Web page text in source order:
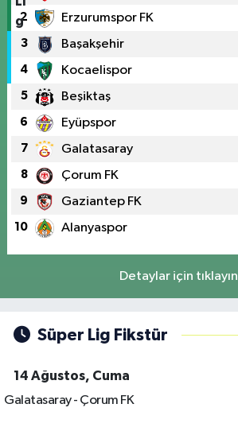
2 Erzurumspor FK
3 Başakşehir
4 Kocaelispor
5 Beşiktaş
6 Eyüpspor
7 Galatasaray
8 Çorum FK
9 Gaziantep FK
10 Alanyaspor
Detaylar için tıklayın
Süper Lig Fikstür
14 Ağustos, Cuma
Galatasaray - Çorum FK